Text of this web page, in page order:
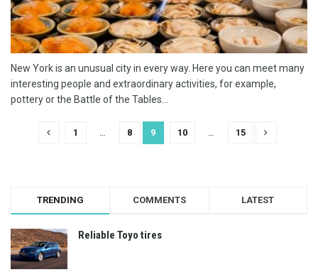
New York is an unusual city in every way. Here you can meet many
interesting people and extraordinary activities, for example,
pottery or the Battle of the Tables...
1 … 8 9 10 … 15
TRENDING COMMENTS LATEST
Reliable Toyo tires